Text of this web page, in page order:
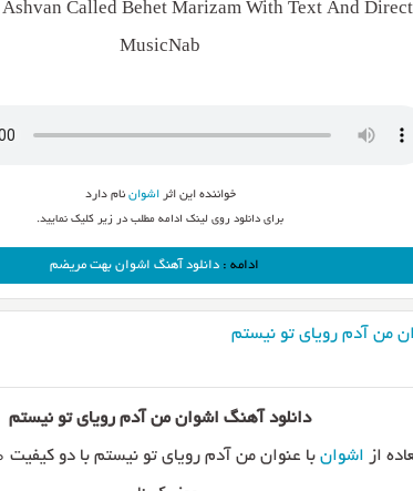
Called Behet Marizam With Text And
MusicNab
خواننده این اثراشوان نام دارد
برای دانلود روی لینک ادامه مطلب در زیر کلیک نمایید.
ادامه : دانلود آهنگ اشوان بهت مریضم
من آدم رویای تو نیستم
دانلود آهنگ اشوان من آدم رویای تو نیستم
از اشوان